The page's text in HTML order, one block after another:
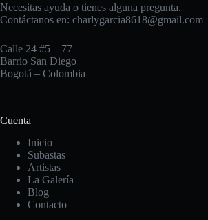
Necesitas ayuda o tienes alguna pregunta.
Contáctanos en: charlygarcia8618@gmail.com
Calle 24 #5 – 77
Barrio San Diego
Bogotá – Colombia
Cuenta
Inicio
Subastas
Artistas
La Galería
Blog
Contacto